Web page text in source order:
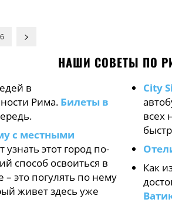
6
НАШИ СОВЕТЫ ПО
в
Рима. Билеты в
с местными
узнать этот город по-
способ освоиться в
это погулять по нему
живет здесь уже
City
всех
Как